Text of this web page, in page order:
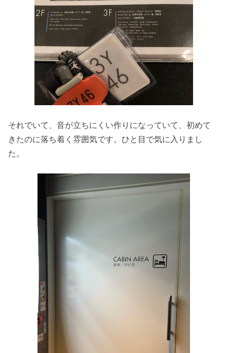
それでいて、音が立ちにくい作りになっていて、初めて
きたのに落ち着く雰囲気です。ひと目で気に入りまし
た。